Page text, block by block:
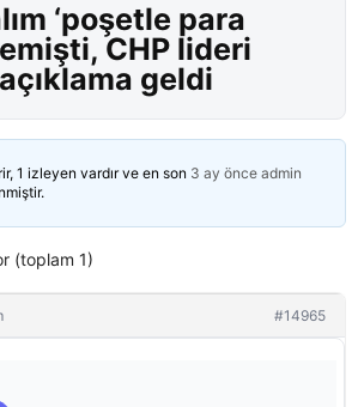
‘poşetle para
CHP lideri
geldi
1 izleyen vardır ve en son 3 ay önce admin
(toplam 1)
#14965